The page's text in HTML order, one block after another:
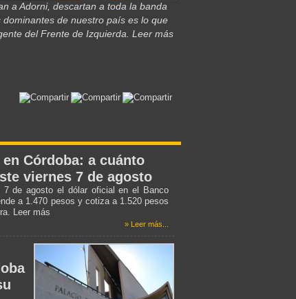
a Adorni, descartan a toda la banda
de nuestro país es lo que
del Frente de Izquierda. Leer más
Córdoba: a cuánto
viernes 7 de agosto
7 de agosto el dólar oficial en el Banco
a 1.470 pesos y cotiza a 1.520 pesos
Leer más
» Leer más...